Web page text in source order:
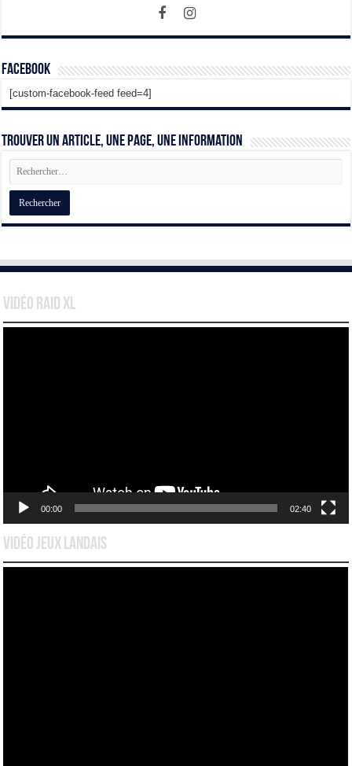
Facebook
[custom-facebook-feed feed=4]
Trouver un article, une page, une information
Vidéo Raid XL
00:00 02:40
Vidéo Jeux Landais